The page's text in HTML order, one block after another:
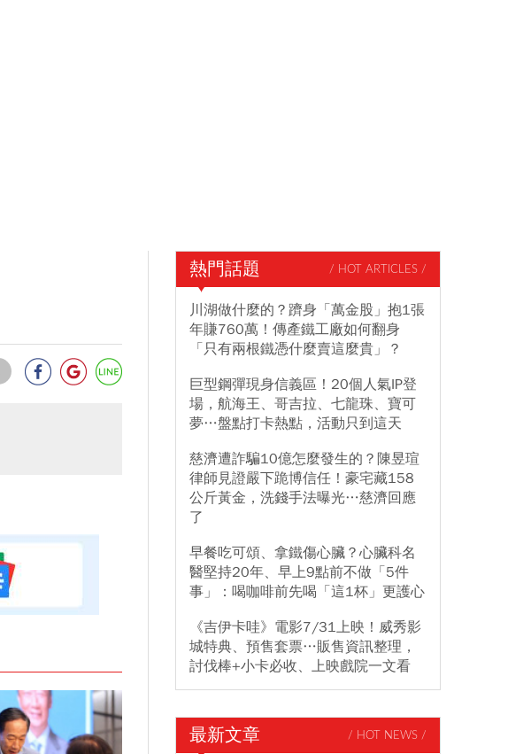
熱門話題 / HOT ARTICLES /
川湖做什麼的？躋身「萬金股」抱1張
年賺760萬！傳產鐵工廠如何翻身
「只有兩根鐵憑什麼賣這麼貴」？
巨型鋼彈現身信義區！20個人氣IP登
場，航海王、哥吉拉、七龍珠、寶可
夢…盤點打卡熱點，活動只到這天
慈濟遭詐騙10億怎麼發生的？陳昱瑄
律師見證嚴下跪博信任！豪宅藏158
公斤黃金，洗錢手法曝光…慈濟回應
了
早餐吃可頌、拿鐵傷心臟？心臟科名
醫堅持20年、早上9點前不做「5件
事」：喝咖啡前先喝「這1杯」更護心
《吉伊卡哇》電影7/31上映！威秀影
城特典、預售套票…販售資訊整理，
討伐棒+小卡必收、上映戲院一文看
最新文章 / HOT NEWS /